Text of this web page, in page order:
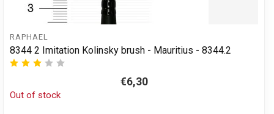
RAPHAEL
8344 2 Imitation Kolinsky brush - Mauritius - 8344.2
€6,30
Out of stock